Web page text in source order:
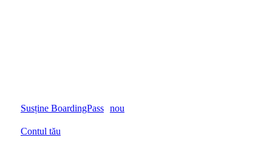
Susține BoardingPass nou
Contul tău